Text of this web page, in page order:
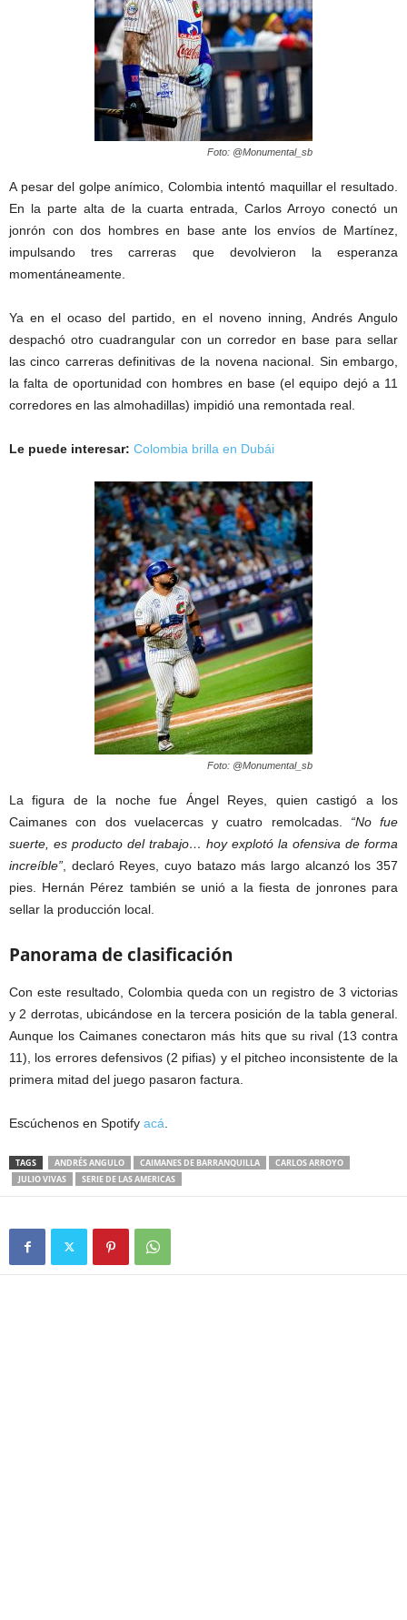
Foto: @Monumental_sb
A pesar del golpe anímico, Colombia intentó maquillar el resultado.
En la parte alta de la cuarta entrada, Carlos Arroyo conectó un
jonrón con dos hombres en base ante los envíos de Martínez,
impulsando tres carreras que devolvieron la esperanza
momentáneamente.
Ya en el ocaso del partido, en el noveno inning, Andrés Angulo
despachó otro cuadrangular con un corredor en base para sellar
las cinco carreras definitivas de la novena nacional. Sin embargo,
la falta de oportunidad con hombres en base (el equipo dejó a 11
corredores en las almohadillas) impidió una remontada real.
Le puede interesar: Colombia brilla en Dubái
Foto: @Monumental_sb
La figura de la noche fue Ángel Reyes, quien castigó a los
Caimanes con dos vuelacercas y cuatro remolcadas. “No fue
suerte, es producto del trabajo… hoy explotó la ofensiva de forma
increíble” , declaró Reyes, cuyo batazo más largo alcanzó los 357
pies. Hernán Pérez también se unió a la fiesta de jonrones para
sellar la producción local.
Panorama de clasificación
Con este resultado, Colombia queda con un registro de 3 victorias
y 2 derrotas, ubicándose en la tercera posición de la tabla general.
Aunque los Caimanes conectaron más hits que su rival (13 contra
11), los errores defensivos (2 pifias) y el pitcheo inconsistente de la
primera mitad del juego pasaron factura.
Escúchenos en Spotify acá
TAGS ANDRÉS ANGULO CAIMANES DE BARRANQUILLA
CARLOS ARROYO
JULIO VIVAS
SERIE DE LAS AMERICAS